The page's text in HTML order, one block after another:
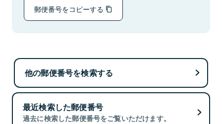
郵便番号をコピーする
他の郵便番号を検索する
最近検索した郵便番号
過去に検索した郵便番号をご覧いただけます。